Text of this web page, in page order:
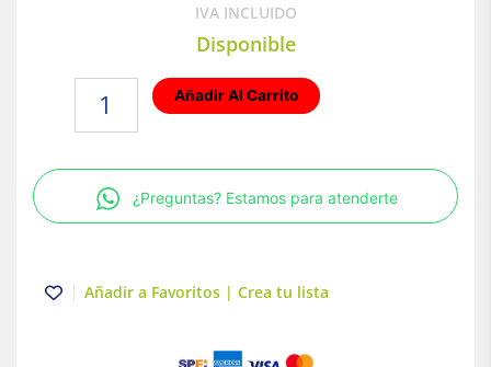
IVA INCLUIDO
Disponible
con
tapa
Crouse
Añadir Al Carrito
¿Preguntas? Estamos para atenderte
Añadir a Favoritos | Crea tu lista